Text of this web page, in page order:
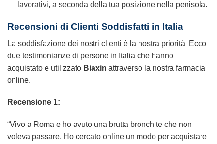
lavorativi, a seconda della tua posizione nella penisola.
Recensioni di Clienti Soddisfatti in Italia
La soddisfazione dei nostri clienti è la nostra priorità. Ecco
due testimonianze di persone in Italia che hanno
acquistato e utilizzato Biaxin attraverso la nostra farmacia
online.
Recensione 1:
“Vivo a Roma e ho avuto una brutta bronchite che non
voleva passare. Ho cercato online un modo per acquistare